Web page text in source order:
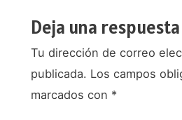
Deja una respuesta
Tu dirección de correo
publicada. Los campos
marcados con *